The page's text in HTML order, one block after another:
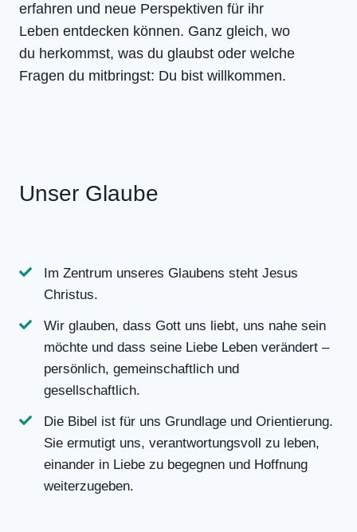
erfahren und neue Perspektiven für ihr
Leben entdecken können. Ganz gleich, wo
du herkommst, was du glaubst oder welche
Fragen du mitbringst: Du bist willkommen.
Unser Glaube
Im Zentrum unseres Glaubens steht Jesus
Christus.
Wir glauben, dass Gott uns liebt, uns nahe sein
möchte und dass seine Liebe Leben verändert –
persönlich, gemeinschaftlich und
gesellschaftlich.
Die Bibel ist für uns Grundlage und Orientierung.
Sie ermutigt uns, verantwortungsvoll zu leben,
einander in Liebe zu begegnen und Hoffnung
weiterzugeben.